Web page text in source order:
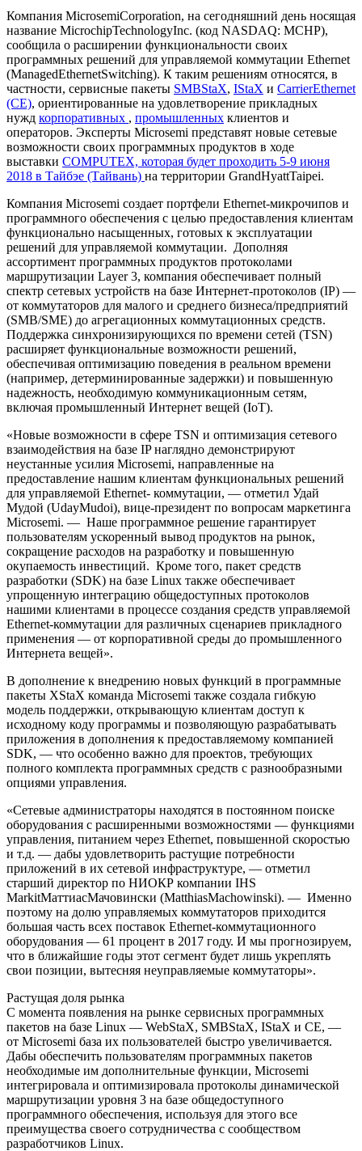
Компания MicrosemiCorporation, на сегодняшний день носящая
название MicrochipTechnologyInc. (код NASDAQ: MCHP),
сообщила о расширении функциональности своих
программных решений для управляемой коммутации Ethernet
(ManagedEthernetSwitching). К таким решениям относятся, в
частности, сервисные пакеты SMBStaX, IStaX и CarrierEthernet
(CE), ориентированные на удовлетворение прикладных
нужд корпоративных , промышленных клиентов и
операторов. Эксперты Microsemi представят новые сетевые
возможности своих программных продуктов в ходе
выставки COMPUTEX, которая будет проходить 5-9 июня
2018 в Тайбэе (Тайвань) на территории GrandHyattTaipei.
Компания Microsemi создает портфели Ethernet-микрочипов и
программного обеспечения с целью предоставления клиентам
функционально насыщенных, готовых к эксплуатации
решений для управляемой коммутации. Дополняя
ассортимент программных продуктов протоколами
маршрутизации Layer 3, компания обеспечивает полный
спектр сетевых устройств на базе Интернет-протоколов (IP) —
от коммутаторов для малого и среднего бизнеса/предприятий
(SMB/SME) до агрегационных коммутационных средств.
Поддержка синхронизирующихся по времени сетей (TSN)
расширяет функциональные возможности решений,
обеспечивая оптимизацию поведения в реальном времени
(например, детерминированные задержки) и повышенную
надежность, необходимую коммуникационным сетям,
включая промышленный Интернет вещей (IoT).
«Новые возможности в сфере TSN и оптимизация сетевого
взаимодействия на базе IP наглядно демонстрируют
неустанные усилия Microsemi, направленные на
предоставление нашим клиентам функциональных решений
для управляемой Ethernet- коммутации, — отметил Удай
Мудой (UdayMudoi), вице-президент по вопросам маркетинга
Microsemi. — Наше программное решение гарантирует
пользователям ускоренный вывод продуктов на рынок,
сокращение расходов на разработку и повышенную
окупаемость инвестиций. Кроме того, пакет средств
разработки (SDK) на базе Linux также обеспечивает
упрощенную интеграцию общедоступных протоколов
нашими клиентами в процессе создания средств управляемой
Ethernet-коммутации для различных сценариев прикладного
применения — от корпоративной среды до промышленного
Интернета вещей».
В дополнение к внедрению новых функций в программные
пакеты XStaX команда Microsemi также создала гибкую
модель поддержки, открывающую клиентам доступ к
исходному коду программы и позволяющую разрабатывать
приложения в дополнения к предоставляемому компанией
SDK, — что особенно важно для проектов, требующих
полного комплекта программных средств с разнообразными
опциями управления.
«Сетевые администраторы находятся в постоянном поиске
оборудования с расширенными возможностями — функциями
управления, питанием через Ethernet, повышенной скоростью
и т.д. — дабы удовлетворить растущие потребности
приложений в их сетевой инфраструктуре, — отметил
старший директор по НИОКР компании IHS
MarkitМаттиасМачовински (MatthiasMachowinski). — Именно
поэтому на долю управляемых коммутаторов приходится
большая часть всех поставок Ethernet-коммутационного
оборудования — 61 процент в 2017 году. И мы прогнозируем,
что в ближайшие годы этот сегмент будет лишь укреплять
свои позиции, вытесняя неуправляемые коммутаторы».
Растущая доля рынка
С момента появления на рынке сервисных программных
пакетов на базе Linux — WebStaX, SMBStaX, IStaX и CE, —
от Microsemi база их пользователей быстро увеличивается.
Дабы обеспечить пользователям программных пакетов
необходимые им дополнительные функции, Microsemi
интегрировала и оптимизировала протоколы динамической
маршрутизации уровня 3 на базе общедоступного
программного обеспечения, используя для этого все
преимущества своего сотрудничества с сообществом
разработчиков Linux.